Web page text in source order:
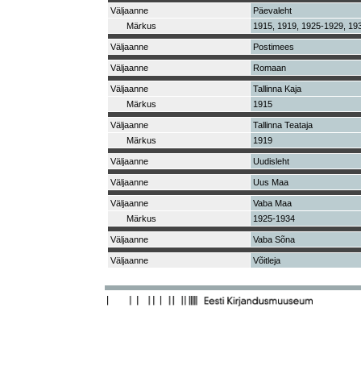
Väljaanne
Päevaleht
Märkus
1915, 1919, 1925-1929,
Väljaanne Postimees
Väljaanne Romaan
Väljaanne
Tallinna Kaja
Märkus
1915
Väljaanne
Tallinna Teataja
Märkus
1919
Väljaanne Uudisleht
Väljaanne Uus Maa
Väljaanne
Vaba Maa
Märkus
1925-1934
Väljaanne Vaba Sõna
Väljaanne Võitleja